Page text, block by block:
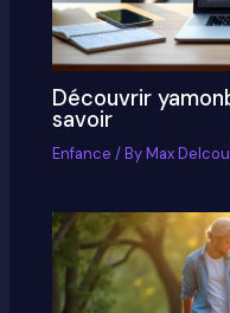
Découvrir
savoir
Enfance / ByMax